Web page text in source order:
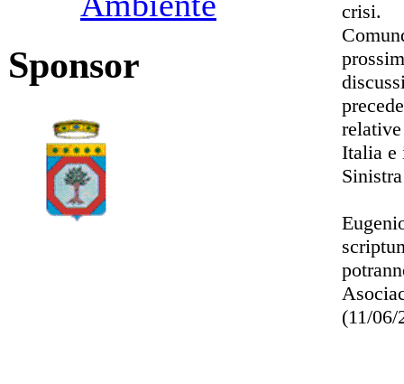
Sponsor
crisi.
Italia e
(11/